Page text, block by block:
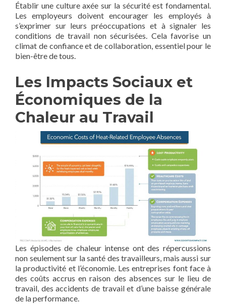
Établir une culture axée sur la sécurité est fondamental.
Les employeurs doivent encourager les employés à
s’exprimer sur leurs préoccupations et à signaler les
conditions de travail non sécurisées. Cela favorise un
climat de confiance et de collaboration, essentiel pour le
bien-être de tous.
Les Impacts Sociaux et
Économiques de la
Chaleur au Travail
Les épisodes de chaleur intense ont des répercussions
non seulement sur la santé des travailleurs, mais aussi sur
la productivité et l’économie. Les entreprises font face à
des coûts accrus en raison des absences sur le lieu de
travail, des accidents de travail et d’une baisse générale
de la performance.